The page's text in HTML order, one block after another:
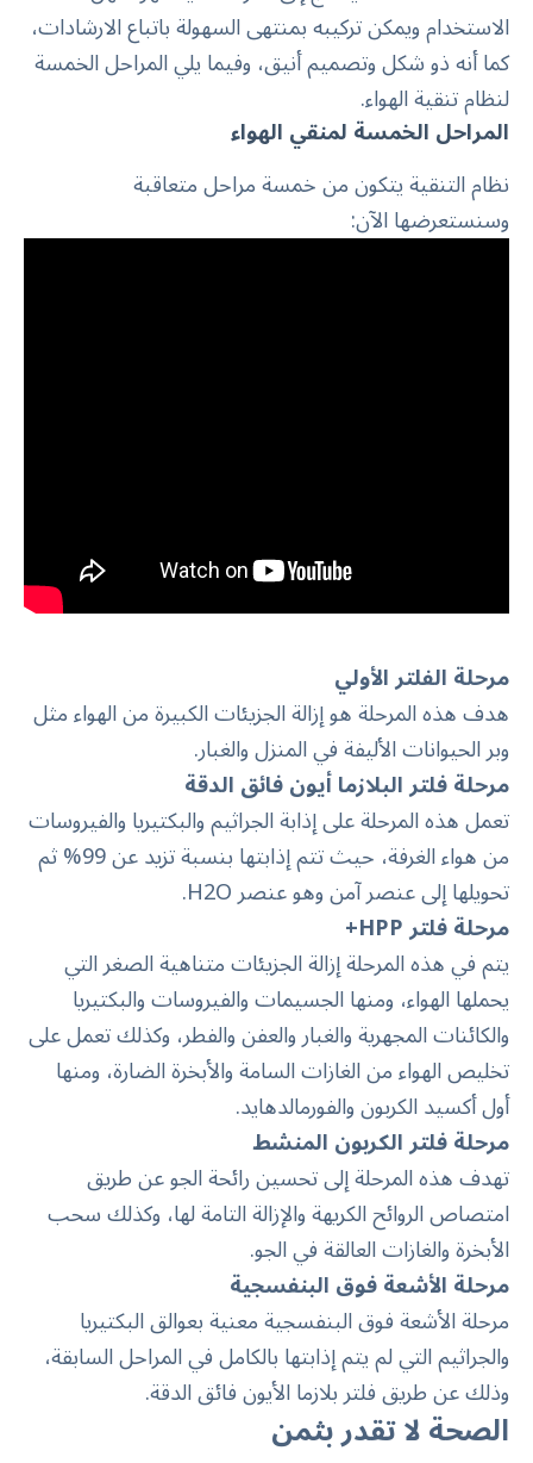
الاستخدام ويمكن تركيبه بمنتهى السهولة باتباع الارشادات،
كما أنه ذو شكل وتصميم أنيق، وفيما يلي المراحل الخمسة
لنظام تنقية الهواء.
المراحل الخمسة لمنقي الهواء
نظام التنقية يتكون من خمسة مراحل متعاقبة
وسنستعرضها الآن:
مرحلة الفلتر الأولي
هدف هذه المرحلة هو إزالة الجزيئات الكبيرة من الهواء مثل
وبر الحيوانات الأليفة في المنزل والغبار.
مرحلة فلتر البلازما أيون فائق الدقة
تعمل هذه المرحلة على إذابة الجراثيم والبكتيريا والفيروسات
من هواء الغرفة، حيث تتم إذابتها بنسبة تزيد عن 99% ثم
تحويلها إلى عنصر آمن وهو عنصر H2O.
مرحلة فلتر
يتم في هذه المرحلة إزالة الجزيئات متناهية الصغر التي
يحملها الهواء، ومنها الجسيمات والفيروسات والبكتيريا
والكائنات المجهرية والغبار والعفن والفطر، وكذلك تعمل على
تخليص الهواء من الغازات السامة والأبخرة الضارة، ومنها
أول أكسيد الكربون والفورمالدهايد.
مرحلة فلتر الكربون المنشط
تهدف هذه المرحلة إلى تحسين رائحة الجو عن طريق
امتصاص الروائح الكريهة والإزالة التامة لها، وكذلك سحب
الأبخرة والغازات العالقة في الجو.
مرحلة الأشعة فوق البنفسجية
مرحلة الأشعة فوق البنفسجية معنية بعوالق البكتيريا
والجراثيم التي لم يتم إذابتها بالكامل في المراحل السابقة،
وذلك عن طريق فلتر بلازما الأيون فائق الدقة.
الصحة لا تقدر بثمن